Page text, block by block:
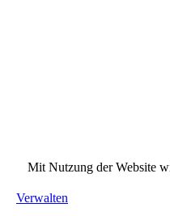
Mit Nutzung der Website
Verwalten